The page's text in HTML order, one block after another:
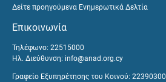
Δείτε προηγούμενα Ενημερωτικά Δελτία
Επικοινωνία
Τηλέφωνο: 22515000
Ηλ. Διεύθυνση: info@anad.org.cy
Γραφείο Εξυπηρέτησης του Κοινού: 22390300